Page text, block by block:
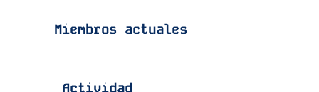
Miembros actuales
Actividad